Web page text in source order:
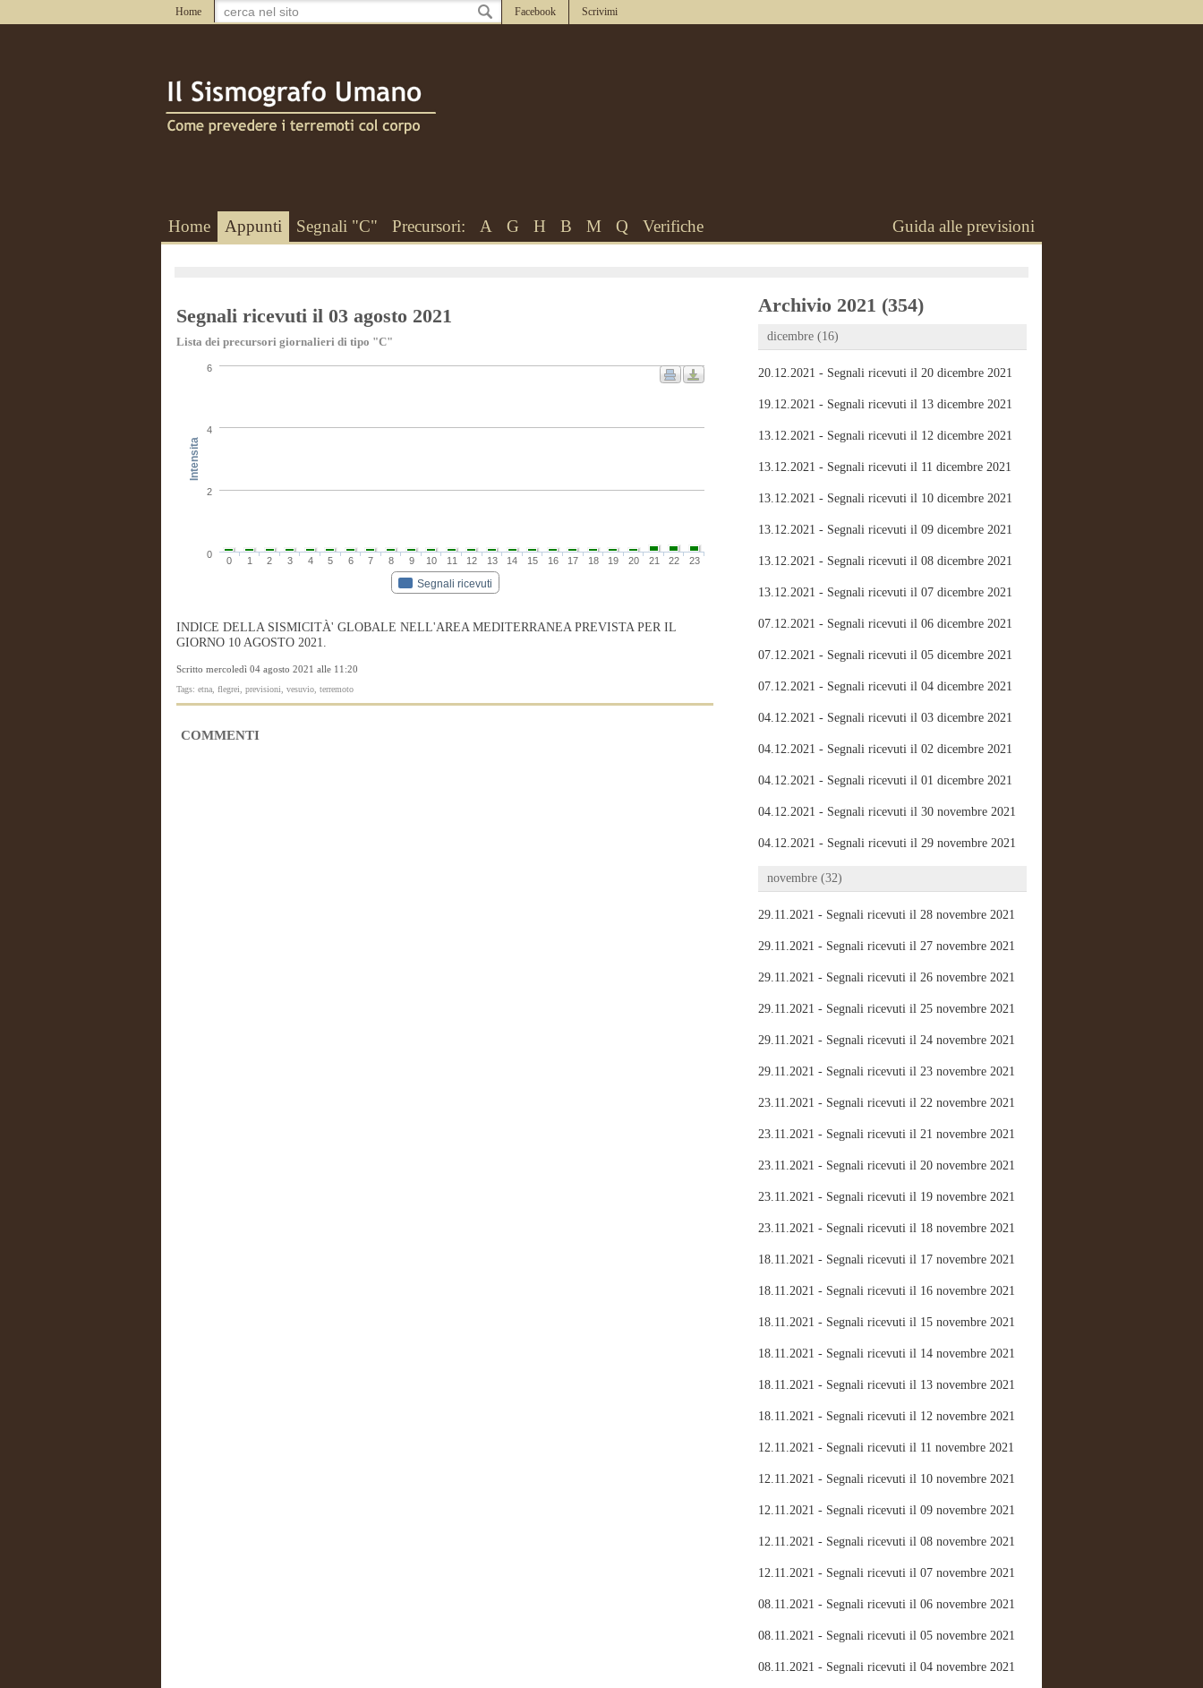
Home Facebook Scrivimi
Home Appunti Segnali "C" Precursori: A G H B M Q Verifiche Guida alle previsioni
Segnali ricevuti il 03 agosto 2021
Lista dei precursori giornalieri di tipo "C"
Intensita
Segnali ricevuti
0 1 2 3 4 5 6 7 8 9 10 11 12 13 14 15 16 17 18 19 20 21 22 23
0
2
4
6
INDICE DELLA SISMICITÀ' GLOBALE NELL'AREA MEDITERRANEA PREVISTA PER IL
GIORNO 10 AGOSTO 2021.
Scritto mercoledì 04 agosto 2021 alle 11:20
Tags: etna, flegrei, previsioni, vesuvio, terremoto
COMMENTI
Archivio 2021 (354)
dicembre (16)
20.12.2021 - Segnali ricevuti il 20 dicembre 2021
19.12.2021 - Segnali ricevuti il 13 dicembre 2021
13.12.2021 - Segnali ricevuti il 12 dicembre 2021
13.12.2021 - Segnali ricevuti il 11 dicembre 2021
13.12.2021 - Segnali ricevuti il 10 dicembre 2021
13.12.2021 - Segnali ricevuti il 09 dicembre 2021
13.12.2021 - Segnali ricevuti il 08 dicembre 2021
13.12.2021 - Segnali ricevuti il 07 dicembre 2021
07.12.2021 - Segnali ricevuti il 06 dicembre 2021
07.12.2021 - Segnali ricevuti il 05 dicembre 2021
07.12.2021 - Segnali ricevuti il 04 dicembre 2021
04.12.2021 - Segnali ricevuti il 03 dicembre 2021
04.12.2021 - Segnali ricevuti il 02 dicembre 2021
04.12.2021 - Segnali ricevuti il 01 dicembre 2021
04.12.2021 - Segnali ricevuti il 30 novembre 2021
04.12.2021 - Segnali ricevuti il 29 novembre 2021
novembre (32)
29.11.2021 - Segnali ricevuti il 28 novembre 2021
29.11.2021 - Segnali ricevuti il 27 novembre 2021
29.11.2021 - Segnali ricevuti il 26 novembre 2021
29.11.2021 - Segnali ricevuti il 25 novembre 2021
29.11.2021 - Segnali ricevuti il 24 novembre 2021
29.11.2021 - Segnali ricevuti il 23 novembre 2021
23.11.2021 - Segnali ricevuti il 22 novembre 2021
23.11.2021 - Segnali ricevuti il 21 novembre 2021
23.11.2021 - Segnali ricevuti il 20 novembre 2021
23.11.2021 - Segnali ricevuti il 19 novembre 2021
23.11.2021 - Segnali ricevuti il 18 novembre 2021
18.11.2021 - Segnali ricevuti il 17 novembre 2021
18.11.2021 - Segnali ricevuti il 16 novembre 2021
18.11.2021 - Segnali ricevuti il 15 novembre 2021
18.11.2021 - Segnali ricevuti il 14 novembre 2021
18.11.2021 - Segnali ricevuti il 13 novembre 2021
18.11.2021 - Segnali ricevuti il 12 novembre 2021
12.11.2021 - Segnali ricevuti il 11 novembre 2021
12.11.2021 - Segnali ricevuti il 10 novembre 2021
12.11.2021 - Segnali ricevuti il 09 novembre 2021
12.11.2021 - Segnali ricevuti il 08 novembre 2021
12.11.2021 - Segnali ricevuti il 07 novembre 2021
08.11.2021 - Segnali ricevuti il 06 novembre 2021
08.11.2021 - Segnali ricevuti il 05 novembre 2021
08.11.2021 - Segnali ricevuti il 04 novembre 2021